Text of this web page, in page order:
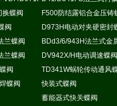
换蝶阀 F500防结露铝合金压铸
阀 D973H电动对夹硬密封
兰蝶阀 BDd3/6/943H法兰式金
兰蝶阀 DV942X/H电动调速蝶阀
阀 TD341W蜗轮传动通风
蝶阀 快装式蝶阀
蓄能器式快关蝶阀